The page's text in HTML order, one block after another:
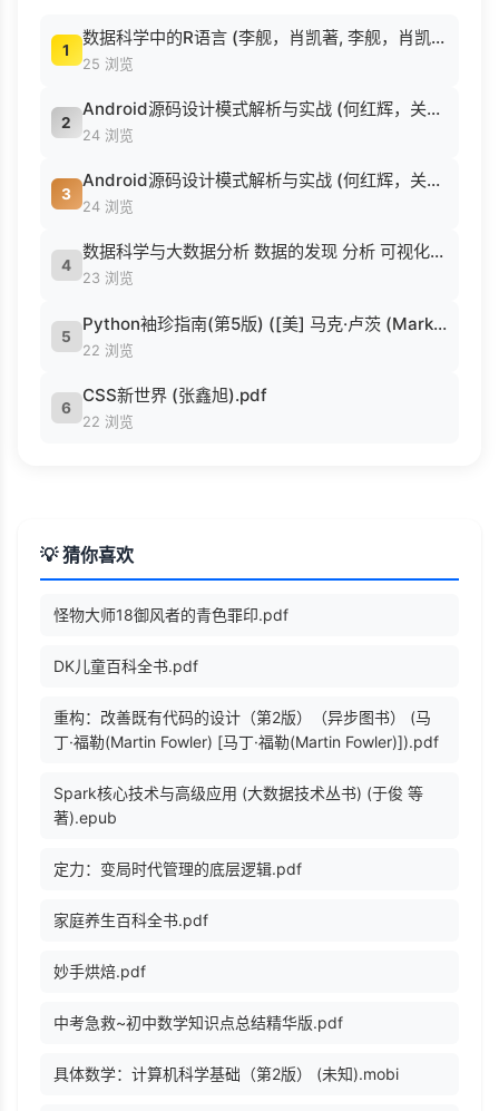
1
数据科学中的R语言 (李舰，肖凯著, 李舰，肖凯著；吴喜之审校, Pdg2Pic).pdf
25 浏览
2
Android源码设计模式解析与实战 (何红辉，关爱民著, 何红辉, 关爱民著, 何红辉, 关爱民).pdf
24 浏览
3
Android源码设计模式解析与实战 (何红辉，关爱民著, 何红辉, 关爱民著, 何红辉, 关爱民).pdf
24 浏览
4
数据科学与大数据分析 数据的发现 分析 可视化与表示 ( etc.).epub
23 浏览
5
Python袖珍指南(第5版) ([美] 马克·卢茨 (Mark Lutz) 著 候荣涛 译).pdf
22 浏览
6
CSS新世界 (张鑫旭).pdf
22 浏览
💡 猜你喜欢
怪物大师18御风者的青色罪印.pdf
DK儿童百科全书.pdf
重构：改善既有代码的设计（第2版）（异步图书） (马
丁·福勒(Martin Fowler) [马丁·福勒(Martin Fowler)]).pdf
Spark核心技术与高级应用 (大数据技术丛书) (于俊 等
著).epub
定力：变局时代管理的底层逻辑.pdf
家庭养生百科全书.pdf
妙手烘焙.pdf
中考急救~初中数学知识点总结精华版.pdf
具体数学：计算机科学基础（第2版） (未知).mobi